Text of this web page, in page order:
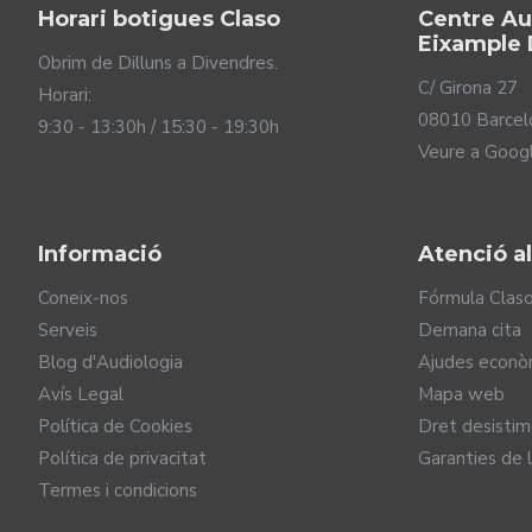
Major comoditat en
Mantenir una conversa fluida en un ambient sorollós i
audiòfons Audéo Infinio incorporen un sensor de
Horari botigues Claso
Obrim de Dilluns a Divendres.
Horari:
9:30 - 13:30h / 15:30 - 19:30h
Centre
Eixample
C/ Girona 27
08010
Veure a
Informació
Coneix-nos
Serveis
Blog d'Audiologia
Avís Legal
Política de Cookies
Política de privacitat
Termes i condicions
Atenció
Fórmula Claso
Demana cita
Ajudes
Mapa web
Dret
Garanties de